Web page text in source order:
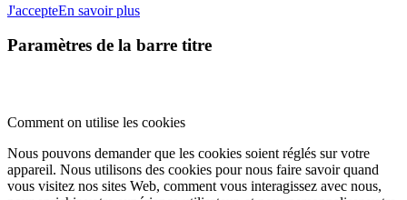
J'accepteEn savoir plus
Paramètres de la barre titre
Comment on utilise les cookies
Nous pouvons demander que les cookies soient réglés sur votre
appareil. Nous utilisons des cookies pour nous faire savoir quand
vous visitez nos sites Web, comment vous interagissez avec nous,